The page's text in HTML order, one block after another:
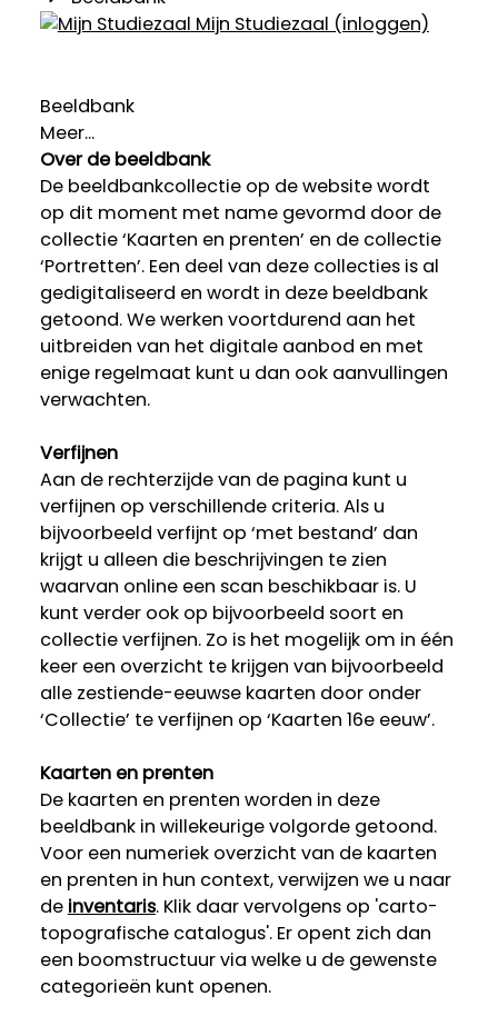
Mijn Studiezaal (inloggen)
Beeldbank
Meer...
Over de beeldbank
De beeldbankcollectie op de website wordt
op dit moment met name gevormd door de
collectie ‘Kaarten en prenten’ en de collectie
‘Portretten’. Een deel van deze collecties is al
gedigitaliseerd en wordt in deze beeldbank
getoond. We werken voortdurend aan het
uitbreiden van het digitale aanbod en met
enige regelmaat kunt u dan ook aanvullingen
verwachten.
Verfijnen
Aan de rechterzijde van de pagina kunt u
verfijnen op verschillende criteria. Als u
bijvoorbeeld verfijnt op ‘met bestand’ dan
krijgt u alleen die beschrijvingen te zien
waarvan online een scan beschikbaar is. U
kunt verder ook op bijvoorbeeld soort en
collectie verfijnen. Zo is het mogelijk om in één
keer een overzicht te krijgen van bijvoorbeeld
alle zestiende-eeuwse kaarten door onder
‘Collectie’ te verfijnen op ‘Kaarten 16e eeuw’.
Kaarten en prenten
De kaarten en prenten worden in deze
beeldbank in willekeurige volgorde getoond.
Voor een numeriek overzicht van de kaarten
en prenten in hun context, verwijzen we u naar
de inventaris. Klik daar vervolgens op 'carto-
topografische catalogus'. Er opent zich dan
een boomstructuur via welke u de gewenste
categorieën kunt openen.